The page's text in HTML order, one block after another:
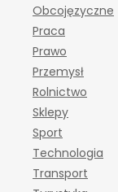
Obcojęzyczne
Praca
Prawo
Przemysł
Rolnictwo
Sklepy
Sport
Technologia
Transport